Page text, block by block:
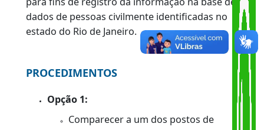
O QUE É?
É a declaração do usuário sobre o extravio,
roubo ou furto de sua Carteira de Identidade,
para fins de registro da informação na base de
dados de pessoas civilmente identificadas no
estado do Rio de Janeiro.